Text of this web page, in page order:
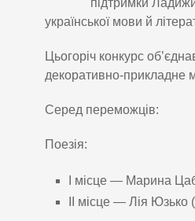
підтримки
української мови й
Цьогоріч конкурс
декоративно-прикладне
Серед переможців:
Поезія:
І місце — Марина
ІІ місце — Лія Юзько